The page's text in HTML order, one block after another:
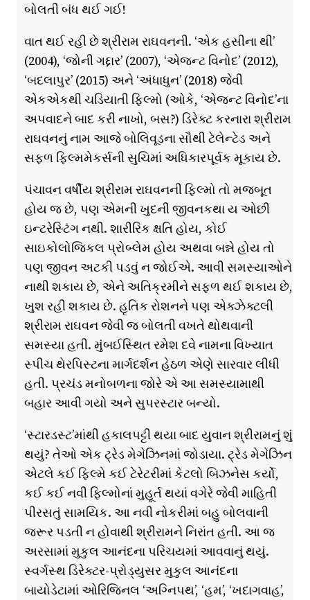
બોલતી બંધ થઈ ગઈ!
વાત થઈ રહી છે શ્રીરામ રાઘવનની. ‘એક હસીના થી’
(2004), ‘જોની ગદ્દાર’ (2007), ‘એજન્ટ વિનોદ’ (2012),
‘બદલાપુર’ (2015) અને ‘અંધાધુન’ (2018) જેવી
એકએકથી ચડિયાતી ફિલ્મો (ઓકે, ‘એજન્ટ વિનોદ’ના
અપવાદને બાદ કરી નાખો, બસ?) ડિરેક્ટ કરનારા શ્રીરામ
રાઘવનનું નામ આજે બોલિવૂડના સૌથી ટેલેન્ટેડ અને
સફળ ફિલ્મમેકર્સની સુચિમાં અધિકારપૂર્વક મૂકાય છે.
પંચાવન વર્ષીય શ્રીરામ રાઘવનની ફિલ્મો તો મજબૂત
હોય જ છે, પણ એમની ખુદની જીવનકથા ય ઓછી
ઇન્ટરેસ્ટિંગ નથી. શારીરિક ક્ષતિ હોય, કોઈ
સાઇકોલોજિકલ પ્રોબ્લેમ હોય અથવા બન્ને હોય તો
પણ જીવન અટકી પડવું ન જોઈએ. આવી સમસ્યાઓને
નાથી શકાય છે, એને અતિક્રમીને સફળ થઈ શકાય છે,
ખુશ રહી શકાય છે. હૃતિક રોશનને પણ એક્ઝેક્ટલી
શ્રીરામ રાઘવન જેવી જ બોલતી વખતે થોથવાની
સમસ્યા હતી. મુંબઈસ્થિત રમેશ દવે નામના વિખ્યાત
સ્પીચ થેરપિસ્ટના માર્ગદર્શન હેઠળ એણે સારવાર લીધી
હતી. પ્રચંડ મનોબળના જોરે એ આ સમસ્યામાથી
બહાર આવી ગયો અને સુપરસ્ટાર બન્યો.
‘સ્ટારડસ્ટ’માંથી હકાલપટ્ટી થયા બાદ યુવાન શ્રીરામનું શું
થયું? તેઓ એક ટ્રેડ મેગેઝિનમાં જોડાયા. ટ્રેડ મેગેઝિન
એટલે કઈ ફિલ્મે કઈ ટેરેટરીમાં કેટલો બિઝનેસ કર્યો,
કઈ કઈ નવી ફિલ્મોનાં મુહૂર્ત થયાં વગેરે જેવી માહિતી
પીરસતું સામયિક. આ નવી નોકરીમાં બહુ બોલવાની
જરૂર પડતી ન હોવાથી શ્રીરામને નિરાંત હતી. આ જ
અરસામાં મુકુલ આનંદના પરિચયમાં આવવાનું થયું.
સ્વર્ગસ્થ ડિરેક્ટર-પ્રોડ્યુસર મુકુલ આનંદના
બાયોડેટામાં ઓરિજિનલ ‘અગ્નિપથ’, ‘હમ’, ‘ખદાગવાહ’,